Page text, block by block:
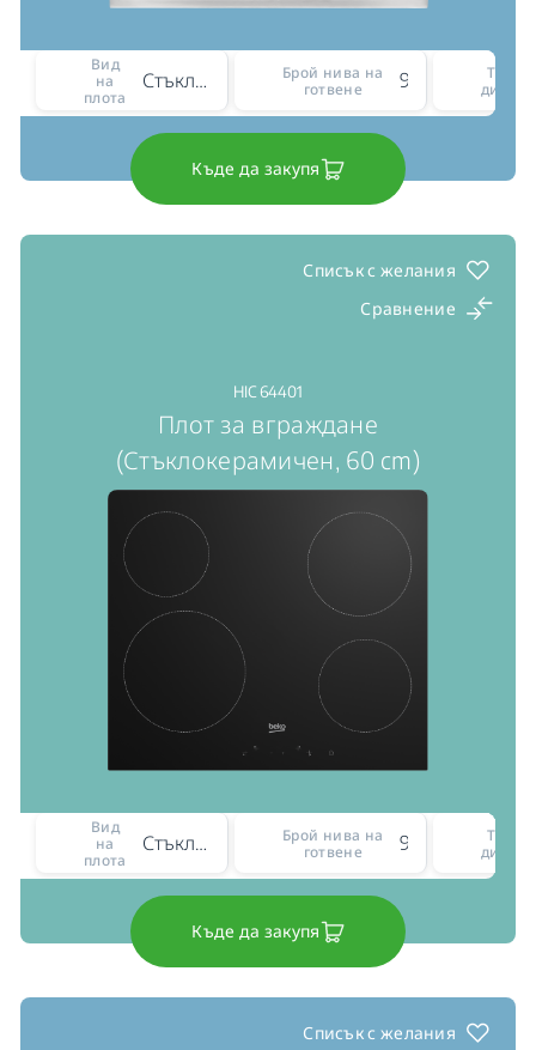
Вид
на
плота
Стъклокерамичен
Брой нива на
готвене
Тип на
Къде да закупя
Списък с желания
Сравнение
HIC 64401
Плот за вграждане
(Стъклокерамичен, 60 cm)
Вид
на
плота
Стъклокерамичен
Брой нива на
готвене
Тип на
Къде да закупя
Списък с желания